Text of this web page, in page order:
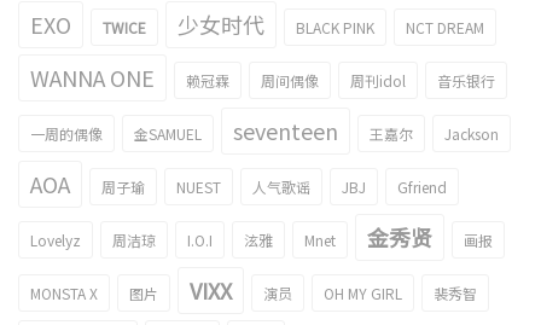
EXO TWICE 少女时代 BLACK PINK NCT DREAM
WANNA ONE 赖冠霖 周间偶像 周刊idol 音乐银行
一周的偶像 金SAMUEL seventeen 王嘉尔 Jackson
AOA 周子瑜 NUEST 人气歌谣 JBJ Gfriend
Lovelyz 周洁琼 I.O.I 泫雅 Mnet 金秀贤 画报
MONSTA X 图片 VIXX 演员 OH MY GIRL 裴秀智